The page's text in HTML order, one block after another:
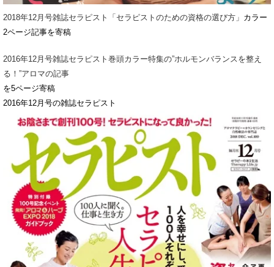
2018年12月号雑誌セラピスト「セラピストのための資格の選び方」 カラー
2ページ記事を寄稿
2016年12月号雑誌セラピスト巻頭カラー特集の”ホルモンバランスを整え
る！”アロマの記事
を5ページ寄稿
2016年12月号の雑誌セラピスト